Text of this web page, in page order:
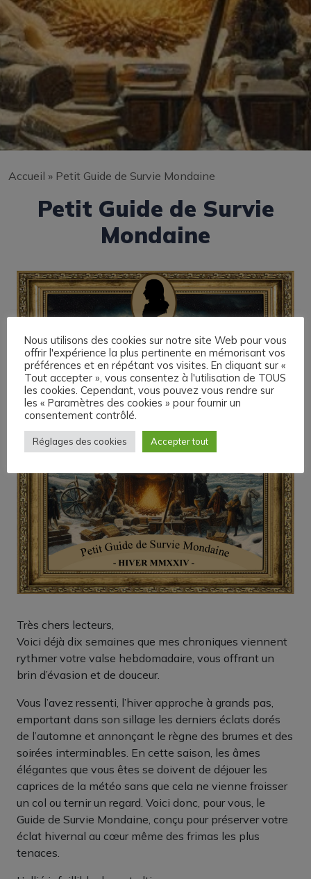
Accueil » Petit Guide de Survie Mondaine
Petit Guide de Survie
Mondaine
Très chers lecteurs,
Voici déjà dix semaines que mes chroniques viennent
rythmer votre valse hebdomadaire, vous offrant un
brin d’évasion et de douceur.
Vous l’avez ressenti, l’hiver approche à grands pas,
emportant dans son sillage les derniers éclats dorés
de l’automne et annonçant le règne des brumes et des
soirées interminables. En cette saison, les âmes
élégantes que vous êtes se doivent de déjouer les
caprices de la météo sans que cela ne vienne froisser
un col ou ternir un regard. Voici donc, pour vous, le
Guide de Survie Mondaine, conçu pour préserver votre
éclat hivernal au cœur même des frimas les plus
tenaces.
Nous utilisons des cookies sur notre site Web pour vous
offrir l'expérience la plus pertinente en mémorisant vos
préférences et en répétant vos visites. En cliquant sur «
Tout accepter », vous consentez à l'utilisation de TOUS
les cookies. Cependant, vous pouvez vous rendre sur
les « Paramètres des cookies » pour fournir un
consentement contrôlé.
Réglages des cookies Accepter tout